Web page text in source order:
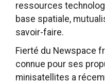
ressources
base spatiale,
savoir-faire.
Fierté du Newspace
connue pour ses
minisatellites a